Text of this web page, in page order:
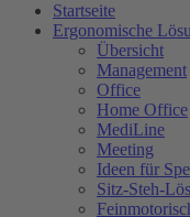
Startseite
Ergonomische
Übersicht
Management
Office
Home Office
MediLine
Meeting
Ideen für
Sitz-Steh-